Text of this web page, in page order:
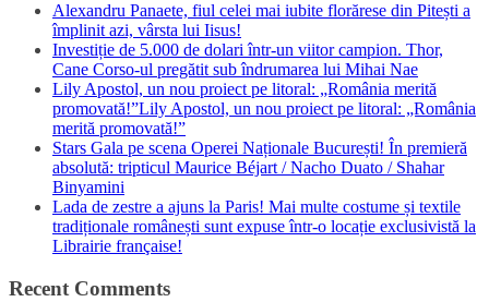
Alexandru Panaete, fiul celei mai iubite florărese din Pitești a
împlinit azi, vârsta lui Iisus!
Investiție de 5.000 de dolari într-un viitor campion. Thor,
Cane Corso-ul pregătit sub îndrumarea lui Mihai Nae
Lily Apostol, un nou proiect pe litoral: „România merită
promovată!”Lily Apostol, un nou proiect pe litoral: „România
merită promovată!”
Stars Gala pe scena Operei Naționale București! În premieră
absolută: tripticul Maurice Béjart / Nacho Duato / Shahar
Binyamini
Lada de zestre a ajuns la Paris! Mai multe costume și textile
tradiționale românești sunt expuse într-o locație exclusivistă la
Librairie française!
Recent Comments